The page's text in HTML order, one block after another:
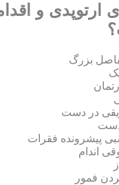
ارتوپدی و
بزرگ
در دست
دست
پیشرونده فقرات
اندام
فمور